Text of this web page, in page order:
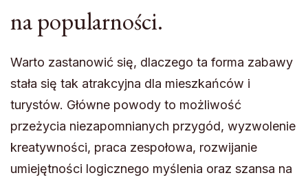
na popularności.
Warto zastanowić się, dlaczego ta forma zabawy
stała się tak atrakcyjna dla mieszkańców i
turystów. Główne powody to możliwość
przeżycia niezapomnianych przygód, wyzwolenie
kreatywności, praca zespołowa, rozwijanie
umiejętności logicznego myślenia oraz szansa na